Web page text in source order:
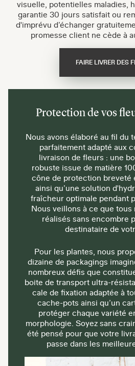
visuelle, potentielles maladies,
garantie 30 jours satisfait ou
d'imprévu d’échanger
promesse client ne cède à
FAIRE LIVRER DES
Protection de vos
Nous avons élaboré au fil du
parfaitement adapté aux
livraison de fleurs : une
robuste issue de matière
cône de protection breveté
ainsi qu’une solution
fraîcheur optimale pendant
Nous veillons à ce que tous
réalisés sans encombre
destinataire de
Pour les plantes, nous
dizaine de packagings
nombreux défis que
boite de transport ultra-
cale de fixation adaptée à
cache-pots ainsi qu’un
protéger chaque variété
morphologie. Soyez sans
été pensé pour que votre
passe dans les